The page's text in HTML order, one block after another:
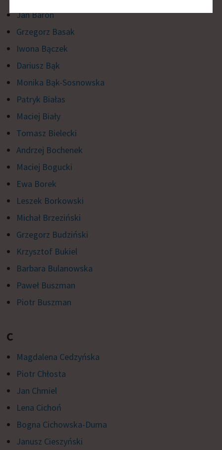
Jan Baron
Grzegorz Basak
Iwona Bączek
Dariusz Bąk
Monika Bąk-Sosnowska
Patryk Białas
Maciej Biały
Tomasz Bielecki
Andrzej Bochenek
Maciej Bogucki
Ewa Borek
Leszek Borkowski
Michał Brzeziński
Grzegorz Budziński
Krzysztof Bukiel
Barbara Bulanowska
Paweł Buszman
Piotr Buszman
C
Magdalena Cedzyńska
Piotr Chłosta
Jan Chmiel
Lena Cichoń
Bogna Cichowska-Duma
Janusz Cieszyński